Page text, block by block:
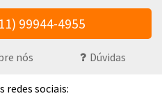
99944-4955
nós Dúvidas